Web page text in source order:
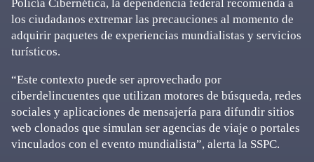
Policía Cibernética, la dependencia federal recomienda a
los ciudadanos extremar las precauciones al momento de
adquirir paquetes de experiencias mundialistas y servicios
turísticos.
“Este contexto puede ser aprovechado por
ciberdelincuentes que utilizan motores de búsqueda, redes
sociales y aplicaciones de mensajería para difundir sitios
web clonados que simulan ser agencias de viaje o portales
vinculados con el evento mundialista”, alerta la SSPC.